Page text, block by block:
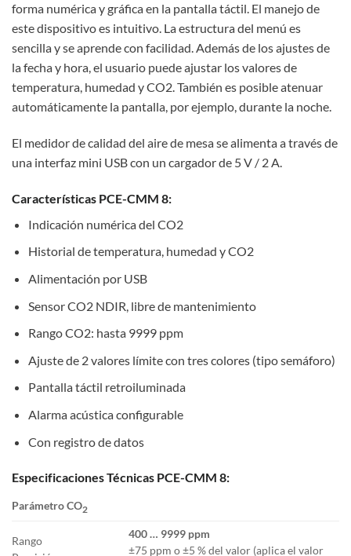
forma numérica y gráfica en la pantalla táctil. El manejo de
este dispositivo es intuitivo. La estructura del menú es
sencilla y se aprende con facilidad. Además de los ajustes de
la fecha y hora, el usuario puede ajustar los valores de
temperatura, humedad y CO2. También es posible atenuar
automáticamente la pantalla, por ejemplo, durante la noche.
El medidor de calidad del aire de mesa se alimenta a través de
una interfaz mini USB con un cargador de 5 V / 2 A.
Características PCE-CMM 8:
Indicación numérica del CO2
Historial de temperatura, humedad y CO2
Alimentación por USB
Sensor CO2 NDIR, libre de mantenimiento
Rango CO2: hasta 9999 ppm
Ajuste de 2 valores límite con tres colores (tipo semáforo)
Pantalla táctil retroiluminada
Alarma acústica configurable
Con registro de datos
Especificaciones Técnicas PCE-CMM 8:
Parámetro CO2
Rango
400 … 9999 ppm
±75 ppm o ±5 % del valor (aplica el valor